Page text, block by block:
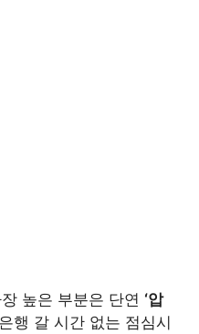
높은 부분은 단연 ‘압
행 갈 시간 없는 점심시